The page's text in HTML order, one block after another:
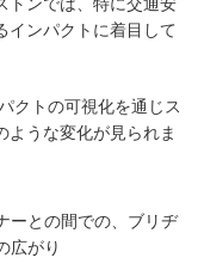
インパクトに着目して
クトの可視化を通じス
ような変化が見られま
ーとの間での、ブリヂ
広がり